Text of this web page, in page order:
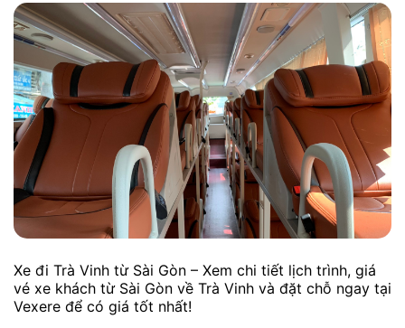
Xe đi Trà Vinh từ Sài Gòn – Xem chi tiết lịch trình, giá
vé xe khách từ Sài Gòn về Trà Vinh và đặt chỗ ngay tại
Vexere để có giá tốt nhất!